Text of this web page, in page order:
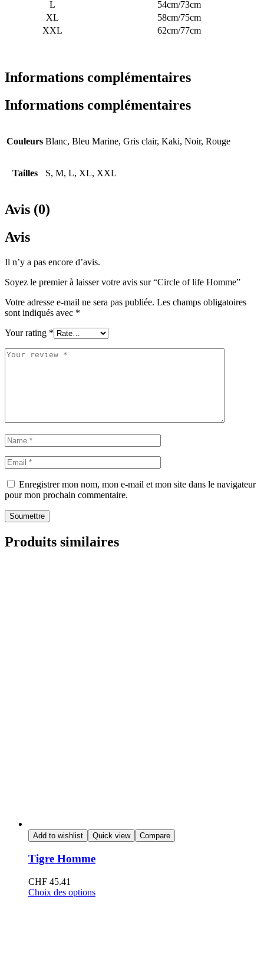
L
54cm/73cm
XL
58cm/75cm
XXL
62cm/77cm
Informations complémentaires
Informations complémentaires
Couleurs Blanc, Bleu Marine, Gris clair, Kaki, Noir, Rouge
Tailles S, M, L, XL, XXL
Avis (0)
Avis
Il n’y a pas encore d’avis.
Soyez le premier à laisser votre avis sur “Circle of life Homme”
Votre adresse e-mail ne sera pas publiée. Les champs obligatoires
sont indiqués avec *
Your rating *
Enregistrer mon nom, mon e-mail et mon site dans le navigateur
pour mon prochain commentaire.
Soumettre
Produits similaires
Add to wishlist Quick view Compare
Tigre Homme
CHF 45.41
Choix des options